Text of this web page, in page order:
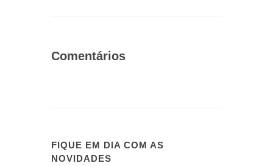
Comentários
FIQUE EM DIA COM AS
NOVIDADES